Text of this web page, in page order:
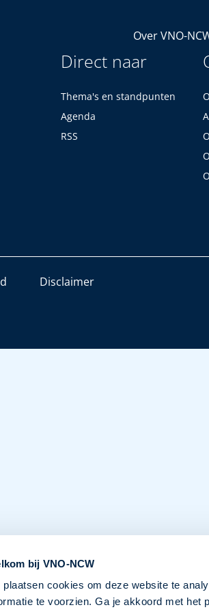
bij VNO-NCW
plaatsen cookies om deze website te
te voorzien. Ga je akkoord met het
Over VNO-
Direct naar
Thema's en standpunten
Agenda
RSS
Disclaimer